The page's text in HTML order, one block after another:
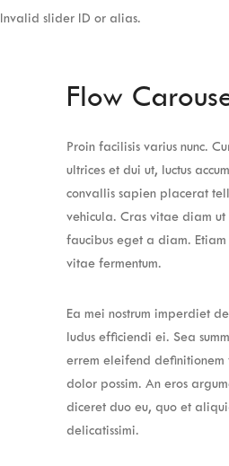
Invalid slider ID or alias.
Flow
Proin facilisis varius nunc.
ultrices et dui ut, luctus
convallis sapien placerat
vehicula. Cras vitae diam ut
faucibus eget a diam. Etiam
vitae fermentum.
Ea mei nostrum imperdiet
ludus efficiendi ei. Sea
errem eleifend definitionem
dolor possim. An eros
diceret duo eu, quo et
delicatissimi.